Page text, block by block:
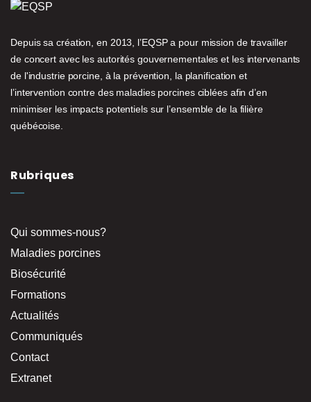
Depuis sa création, en 2013, l’EQSP a pour mission de travailler
de concert avec les autorités gouvernementales et les intervenants
de l'industrie porcine, à la prévention, la planification et
l’intervention contre des maladies porcines ciblées afin d’en
minimiser les impacts potentiels sur l’ensemble de la filière
québécoise.
Rubriques
Qui sommes-nous?
Maladies porcines
Biosécurité
Formations
Actualités
Communiqués
Contact
Extranet